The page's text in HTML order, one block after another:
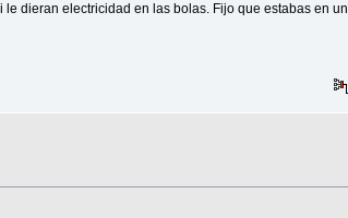
dieran electricidad en las bolas. Fijo que estabas en un